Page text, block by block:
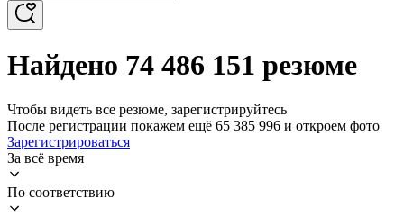
Найдено 74 486 151 резюме
Чтобы видеть все резюме, зарегистрируйтесь
После регистрации покажем ещё 65 385 996 и откроем фото
Зарегистрироваться
За всё время
По соответствию